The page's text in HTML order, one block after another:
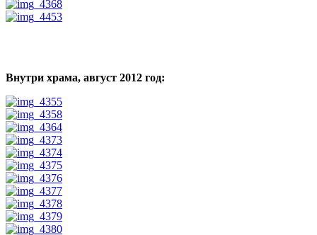
Внутри храма, август 2012 год: